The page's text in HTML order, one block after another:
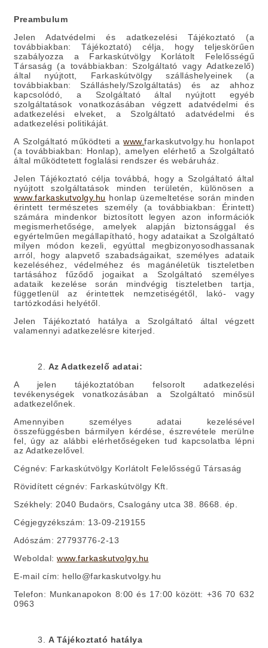
Preambulum
Jelen Adatvédelmi és adatkezelési Tájékoztató (a
továbbiakban: Tájékoztató) célja, hogy teljeskörűen
szabályozza a Farkaskútvölgy Korlátolt Felelősségű
Társaság (a továbbiakban: Szolgáltató vagy Adatkezelő)
által nyújtott, Farkaskútvölgy szálláshelyeinek (a
továbbiakban: Szálláshely/Szolgáltatás) és az ahhoz
kapcsolódó, a Szolgáltató által nyújtott egyéb
szolgáltatások vonatkozásában végzett adatvédelmi és
adatkezelési elveket, a Szolgáltató adatvédelmi és
adatkezelési politikáját.
A Szolgáltató működteti awww.farkaskutvolgy.hu honlapot
(a továbbiakban: Honlap), amelyen elérhető a Szolgáltató
által működtetett foglalási rendszer és webáruház.
Jelen Tájékoztató célja továbbá, hogy a Szolgáltató által
nyújtott szolgáltatások minden területén, különösen a
www.farkaskutvolgy.hu honlap üzemeltetése során minden
érintett természetes személy (a továbbiakban: Érintett)
számára mindenkor biztosított legyen azon információk
megismerhetősége, amelyek alapján biztonsággal és
egyértelműen megállapítható, hogy adataikat a Szolgáltató
milyen módon kezeli, egyúttal megbizonyosodhassanak
arról, hogy alapvető szabadságaikat, személyes adataik
kezeléséhez, védelméhez és magánéletük tiszteletben
tartásához fűződő jogaikat a Szolgáltató személyes
adataik kezelése során mindvégig tiszteletben tartja,
függetlenül az érintettek nemzetiségétől, lakó- vagy
tartózkodási helyétől.
Jelen Tájékoztató hatálya a Szolgáltató által végzett
valamennyi adatkezelésre kiterjed.
2. Az Adatkezelő adatai:
A jelen tájékoztatóban felsorolt adatkezelési
tevékenységek vonatkozásában a Szolgáltató minősül
adatkezelőnek.
Amennyiben személyes adatai kezelésével
összefüggésben bármilyen kérdése, észrevétele merülne
fel, úgy az alábbi elérhetőségeken tud kapcsolatba lépni
az Adatkezelővel.
Cégnév: Farkaskútvölgy Korlátolt Felelősségű Társaság
Rövidített cégnév: Farkaskútvölgy Kft.
Székhely: 2040 Budaörs, Csalogány utca 38. 8668. ép.
Cégjegyzékszám: 13-09-219155
Adószám: 27793776-2-13
Weboldal: www.farkaskutvolgy.hu
E-mail cím: hello@farkaskutvolgy.hu
Telefon: Munkanapokon 8:00 és 17:00 között: +36 70 632
0963
3. A Tájékoztató hatálya